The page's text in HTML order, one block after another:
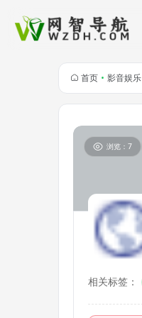
首页 • 影音娱乐
浏览：7
相关标签：